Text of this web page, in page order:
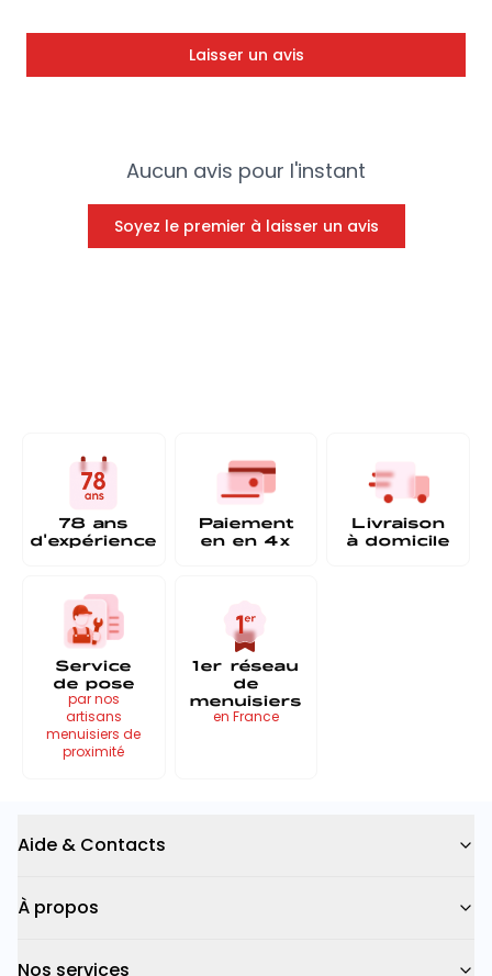
Aucun avis pour l'instant
Soyez le premier à laisser un avis
Laisser un avis
78 ans
d'expérience
Paiement
en en 4x
Livraison
à domicile
Service
de pose
par nos
artisans
menuisiers de
proximité
1er réseau
de
menuisiers
en France
Aide & Contacts
À propos
Nos services